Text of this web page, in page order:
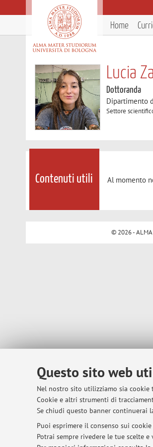
Questo sito web
Nel nostro sito utilizziamo sia
Cookie e altri strumenti di
Se chiudi questo banner continuerai
Puoi esprimere il consenso sui
Potrai sempre rivedere le tue scelte
Home
Lucia
Dottoranda
Dipartimento
Settore
Contenuti utili Al momento
© 2026 - ALMA